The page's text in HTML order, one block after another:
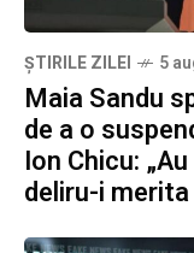
ȘTIRILE ZILEI 5
Maia Sandu
de a o
Ion Chicu:
deliru-i